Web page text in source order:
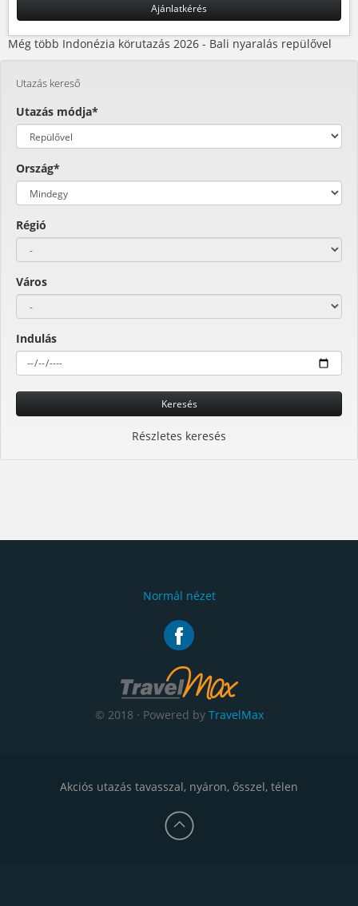
Ajánlatkérés
Még több Indonézia körutazás 2026 - Bali nyaralás repülővel
Utazás kereső
Utazás módja*
Ország*
Régió
Város
Indulás
Keresés
Részletes keresés
Normál nézet
© 2018 · Powered by TravelMax
Akciós utazás tavasszal, nyáron, ősszel, télen